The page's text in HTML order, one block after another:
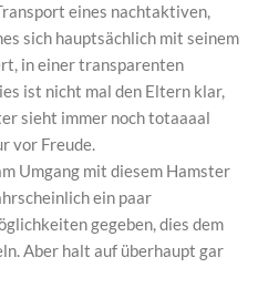
eines nachtaktiven,
sich hauptsächlich mit seinem
in einer transparenten
ist nicht mal den Eltern klar,
sieht immer noch totaaaal
vor Freude.
Umgang mit diesem Hamster
ein paar
gegeben, dies dem
Aber halt auf überhaupt gar